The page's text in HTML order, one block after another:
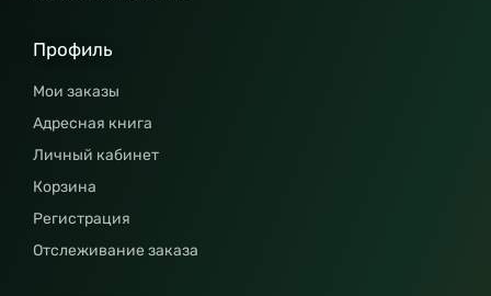
Профиль
Мои заказы
Адресная книга
Личный кабинет
Корзина
Регистрация
Отслеживание заказа